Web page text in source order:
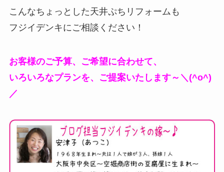
こんなちょっとした天井ぷちリフォームも
フジイデンキにご相談ください！
お客様のご予算、ご希望に合わせて、
いろいろなプランを、ご提案いたします～＼(^o^)
／